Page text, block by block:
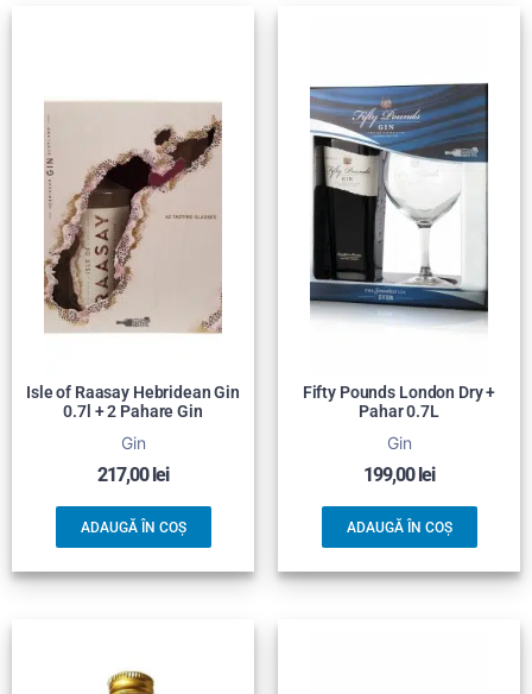
Isle of Raasay Hebridean Gin
0.7l + 2 Pahare Gin
Gin
217,00lei
ADAUGĂ ÎN COȘ
Fifty Pounds London Dry +
Pahar 0.7L
Gin
199,00lei
ADAUGĂ ÎN COȘ